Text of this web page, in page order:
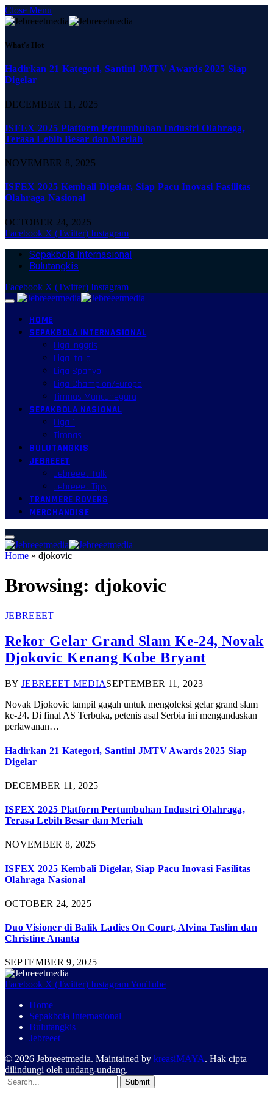
Close Menu
What's Hot
Hadirkan 21 Kategori, Santini JMTV Awards 2025 Siap
Digelar
DECEMBER 11, 2025
ISFEX 2025 Platform Pertumbuhan Industri Olahraga,
Terasa Lebih Besar dan Meriah
NOVEMBER 8, 2025
ISFEX 2025 Kembali Digelar, Siap Pacu Inovasi Fasilitas
Olahraga Nasional
OCTOBER 24, 2025
Facebook X (Twitter) Instagram
Sepakbola Internasional
Bulutangkis
Facebook X (Twitter) Instagram
HOME
SEPAKBOLA INTERNASIONAL
Liga Inggris
Liga Italia
Liga Spanyol
Liga Champion/Europa
Timnas Mancanegara
SEPAKBOLA NASIONAL
Liga 1
Timnas
BULUTANGKIS
JEBREEET
Jebreeet Talk
Jebreeet Tips
TRANMERE ROVERS
MERCHANDISE
Home » djokovic
Browsing: djokovic
JEBREEET
Rekor Gelar Grand Slam Ke-24, Novak
Djokovic Kenang Kobe Bryant
BY JEBREEET MEDIASEPTEMBER 11, 2023
Novak Djokovic tampil gagah untuk mengoleksi gelar grand slam
ke-24. Di final AS Terbuka, petenis asal Serbia ini mengandaskan
perlawanan…
Hadirkan 21 Kategori, Santini JMTV Awards 2025 Siap
Digelar
DECEMBER 11, 2025
ISFEX 2025 Platform Pertumbuhan Industri Olahraga,
Terasa Lebih Besar dan Meriah
NOVEMBER 8, 2025
ISFEX 2025 Kembali Digelar, Siap Pacu Inovasi Fasilitas
Olahraga Nasional
OCTOBER 24, 2025
Duo Visioner di Balik Ladies On Court, Alvina Taslim dan
Christine Ananta
SEPTEMBER 9, 2025
Facebook X (Twitter) InstagramYouTube
Home
Sepakbola Internasional
Bulutangkis
Jebreeet
© 2026 Jebreeetmedia. Maintained by kreasiMAYA. Hak cipta
dilindungi oleh undang-undang.
Submit